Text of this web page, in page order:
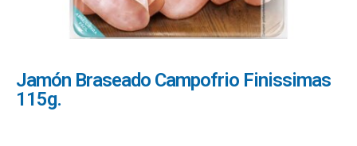
Jamón Braseado Campofrio Finissimas
115g.